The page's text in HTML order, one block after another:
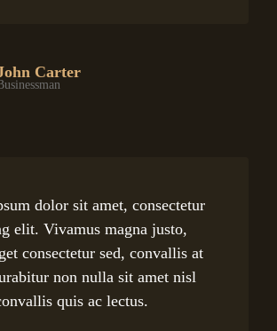
Carter
dolor sit amet, consectetur
elit. Vivamus magna justo,
consectetur sed, convallis at
non nulla sit amet nisl
quis ac lectus.